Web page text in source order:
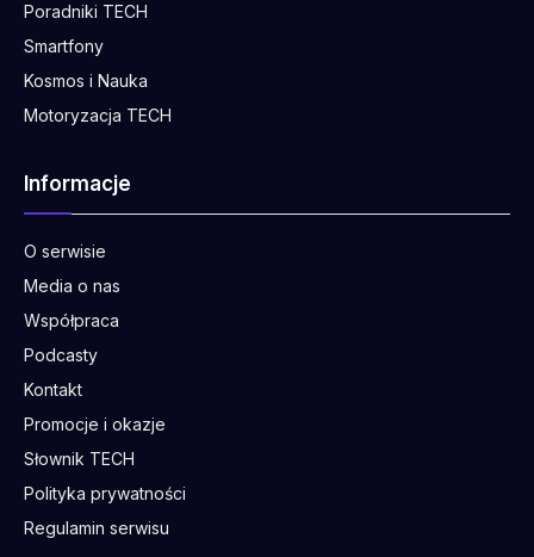
Poradniki TECH
Smartfony
Kosmos i Nauka
Motoryzacja TECH
Informacje
O serwisie
Media o nas
Współpraca
Podcasty
Kontakt
Promocje i okazje
Słownik TECH
Polityka prywatności
Regulamin serwisu